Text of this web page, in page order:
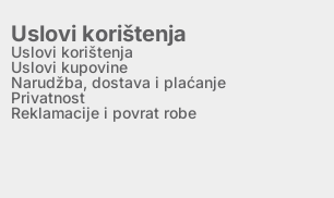
Uslovi korištenja
Uslovi korištenja
Uslovi kupovine
Narudžba, dostava i plaćanje
Privatnost
Reklamacije i povrat robe